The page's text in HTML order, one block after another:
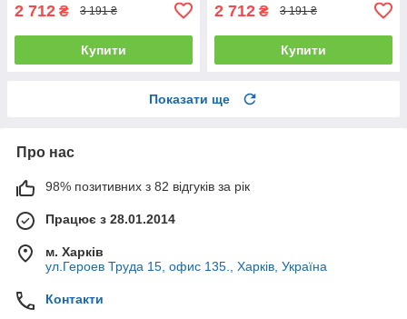
2 712 ₴ 3 191 ₴
Купити
2 712 ₴ 3 191 ₴
Купити
Показати ще
Про нас
98% позитивних з 82 відгуків за рік
Працює з 28.01.2014
м. Харків
ул.Героев Труда 15, офис 135., Харків, Україна
Контакти